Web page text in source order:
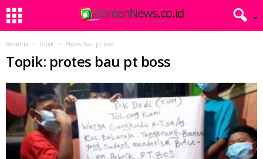
Beranda Topik Protes bau pt boss
Topik: protes bau pt boss